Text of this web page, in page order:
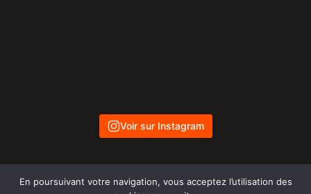
Voir sur Instagram
En poursuivant votre navigation, vous acceptez l’utilisation des